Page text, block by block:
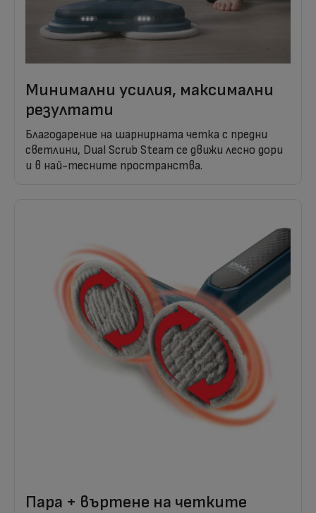
Пара + въртене на четките
Минимални усилия, максимални
резултати
Благодарение на шарнирната четка с предни
светлини, Dual Scrub Steam се движи лесно дори
и в най-тесните пространства.